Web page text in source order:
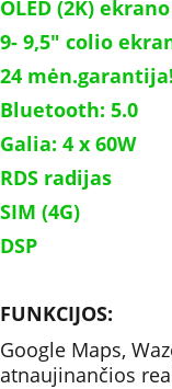
OLED (2K)
9- 9,5" colio
24 mėn.garantija!
Bluetooth: 5.0
RDS radijas
SIM (4G)
DSP
FUNKCIJOS:
Google Maps,
atnaujinančios